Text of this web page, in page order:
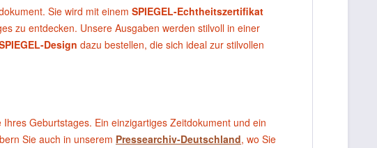
Sie wird mit einem SPIEGEL-Echtheitszertifikat
zu entdecken. Unsere Ausgaben werden stilvoll in einer
Design dazu bestellen, die sich ideal zur stilvollen
Geburtstages. Ein einzigartiges Zeitdokument und ein
Sie auch in unserem Pressearchiv-Deutschland, wo Sie